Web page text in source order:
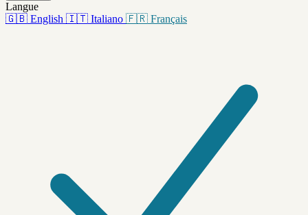
Langue
🇬🇧 English 🇮🇹 Italiano 🇫🇷 Français